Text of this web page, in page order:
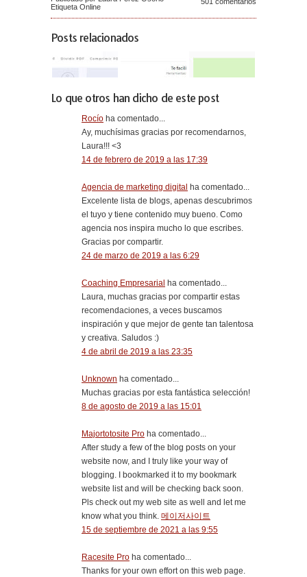
Etiqueta Online
Posts relacionados
Lo que otros han dicho de este post
Rocío ha comentado...
Ay, muchísimas gracias por recomendarnos,
Laura!!! <3
14 de febrero de 2019 a las 17:39
Agencia de marketing digital ha comentado...
Excelente lista de blogs, apenas descubrimos
el tuyo y tiene contenido muy bueno. Como
agencia nos inspira mucho lo que escribes.
Gracias por compartir.
24 de marzo de 2019 a las 6:29
Coaching Empresarial ha comentado...
Laura, muchas gracias por compartir estas
recomendaciones, a veces buscamos
inspiración y que mejor de gente tan talentosa
y creativa. Saludos :)
4 de abril de 2019 a las 23:35
Unknown ha comentado...
Muchas gracias por esta fantástica selección!
8 de agosto de 2019 a las 15:01
Majortotosite Pro ha comentado...
After study a few of the blog posts on your
website now, and I truly like your way of
blogging. I bookmarked it to my bookmark
website list and will be checking back soon.
Pls check out my web site as well and let me
know what you think. 메이저사이트
15 de septiembre de 2021 a las 9:55
Racesite Pro ha comentado...
Thanks for your own effort on this web page.